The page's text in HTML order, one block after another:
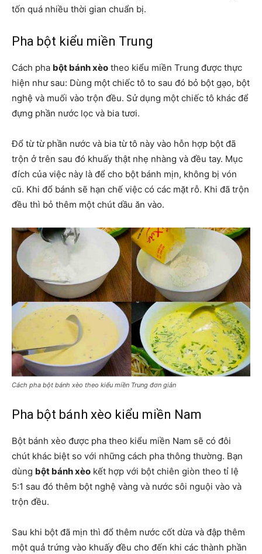
tốn quá nhiều thời gian chuẩn bị.
Pha bột kiểu miền Trung
Cách pha bột bánh xèo theo kiểu miền Trung được thực
hiện như sau: Dùng một chiếc tô to sau đó bỏ bột gạo, bột
nghệ và muối vào trộn đều. Sử dụng một chiếc tô khác để
đựng phần nước lọc và bia tươi.
Đổ từ từ phần nước và bia từ tô này vào hỗn hợp bột đã
trộn ở trên sau đó khuấy thật nhẹ nhàng và đều tay. Mục
đích của việc này là để cho bột bánh mịn, không bị vón
cũ. Khi đổ bánh sẽ hạn chế việc có các mặt rỗ. Khi đã trộn
đều thì bỏ thêm một chút dầu ăn vào.
Cách pha bột bánh xèo theo kiểu miền Trung đơn giản
Pha bột bánh xèo kiểu miền Nam
Bột bánh xèo được pha theo kiểu miền Nam sẽ có đôi
chút khác biệt so với những cách pha thông thường. Bạn
dùng bột bánh xèo kết hợp với bột chiên giòn theo tỉ lệ
5:1 sau đó thêm bột nghệ vàng và nước sôi nguội vào và
trộn đều.
Sau khi bột đã mịn thì đổ thêm nước cốt dừa và đập thêm
một quả trứng vào khuấy đều cho đến khi các thành phần